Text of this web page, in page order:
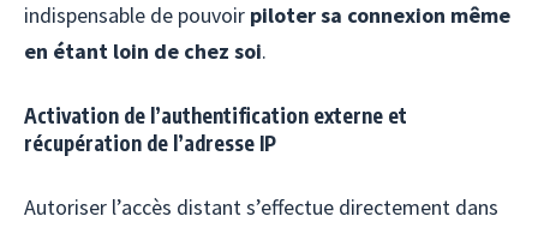
indispensable de pouvoir piloter sa connexion même
en étant loin de chez soi.
Activation de l’authentification externe et
récupération de l’adresse IP
Autoriser l’accès distant s’effectue directement dans